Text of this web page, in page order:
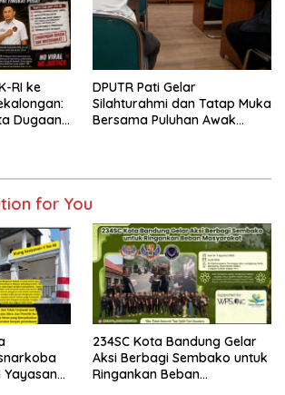
RI ke
Dugaan
DPUTR Pati Gelar
Silahturahmi dan Tatap Muka
Bersama Puluhan Awak
for You
Yayasan
234SC Kota Bandung Gelar
Aksi Berbagi Sembako untuk
Ringankan Beban